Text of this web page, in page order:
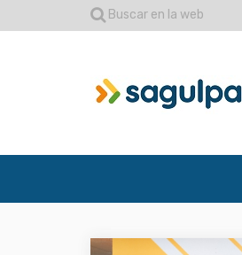
Buscar en la web